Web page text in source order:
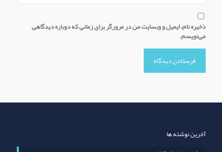
ذخیره نام، ایمیل و وبسایت من در مرورگر برای زمانی که دوباره دیدگاهی
می‌نویسم.
آخرین نوشته ها